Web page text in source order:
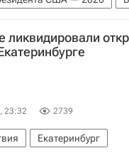
Евросоюз
23:32 2739
Екатеринбург